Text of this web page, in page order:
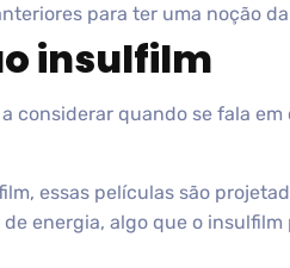
para ter uma noção
insulfilm
considerar quando se fala
essas películas são
energia, algo que o